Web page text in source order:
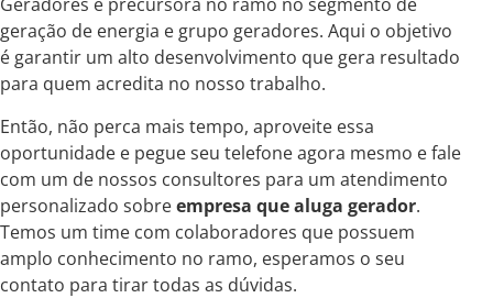
Geradores é precursora no ramo no segmento de
geração de energia e grupo geradores. Aqui o objetivo
é garantir um alto desenvolvimento que gera resultado
para quem acredita no nosso trabalho.
Então, não perca mais tempo, aproveite essa
oportunidade e pegue seu telefone agora mesmo e fale
com um de nossos consultores para um atendimento
personalizado sobreempresa que aluga gerador.
Temos um time com colaboradores que possuem
amplo conhecimento no ramo, esperamos o seu
contato para tirar todas as dúvidas.